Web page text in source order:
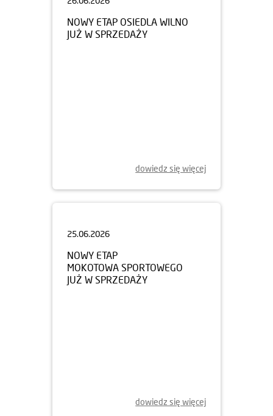
NOWY ETAP OSIEDLA WILNO
JUŻ W SPRZEDAŻY
dowiedz się więcej
NOWY ETAP
MOKOTOWA SPORTOWEGO
JUŻ W SPRZEDAŻY
dowiedz się więcej